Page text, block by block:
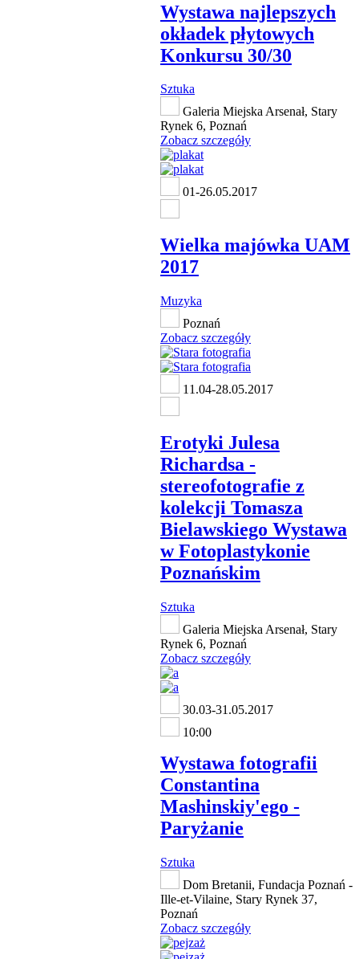
Wystawa najlepszych
okładek płytowych
Konkursu 30/30
Sztuka
Galeria Miejska Arsenał, Stary
Rynek 6, Poznań
Zobacz szczegóły
01-26.05.2017
Wielka majówka UAM
2017
Muzyka
Poznań
Zobacz szczegóły
11.04-28.05.2017
Erotyki Julesa
Richardsa -
stereofotografie z
kolekcji Tomasza
Bielawskiego Wystawa
w Fotoplastykonie
Poznańskim
Sztuka
Galeria Miejska Arsenał, Stary
Rynek 6, Poznań
Zobacz szczegóły
30.03-31.05.2017
10:00
Wystawa fotografii
Constantina
Mashinskiy'ego -
Paryżanie
Sztuka
Dom Bretanii, Fundacja Poznań -
Ille-et-Vilaine, Stary Rynek 37,
Poznań
Zobacz szczegóły